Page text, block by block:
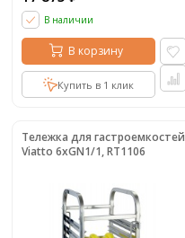
В наличии
В корзину
Купить в 1 клик
Тележка для гастроемкостей
Viatto 6xGN1/1, RT1106